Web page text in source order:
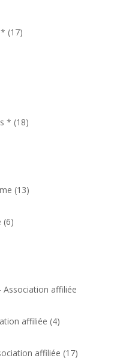
(17)
* (18)
(13)
(6)
Association affiliée
affiliée (4)
affiliée (17)